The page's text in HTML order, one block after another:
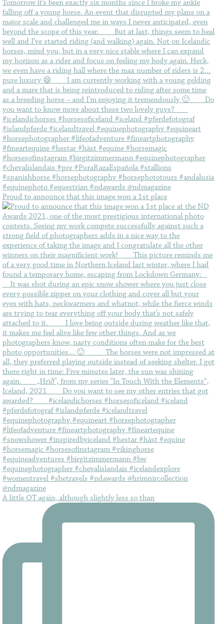
Proud to announce that this image won a 1st place
A little OT again, although slightly less so than